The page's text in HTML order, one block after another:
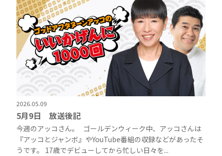
2026.05.09
5月9日 放送後記
今週のアッコさん。 ゴールデンウィーク中、アッコさんは
『アッコとジャンボ』やYouTube番組の収録などがあったそ
うです。 17歳でデビューしてから忙しい日々を...